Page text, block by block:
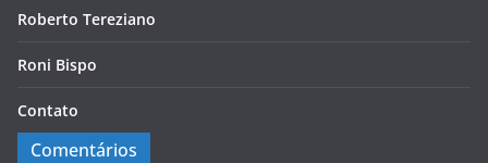
Roberto Tereziano
Roni Bispo
Contato
Comentários